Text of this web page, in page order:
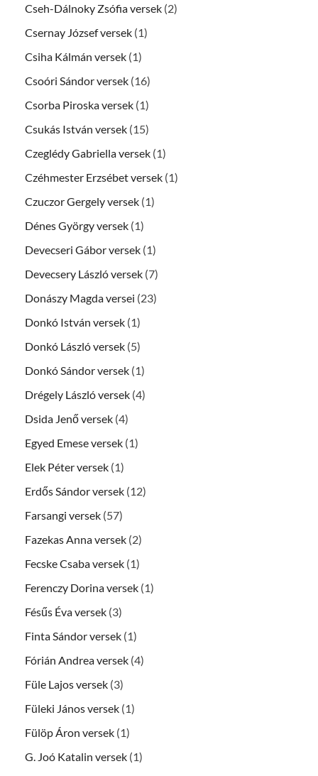
Cseh-Dálnoky Zsófia versek (2)
Csernay József versek (1)
Csiha Kálmán versek (1)
Csoóri Sándor versek (16)
Csorba Piroska versek (1)
Csukás István versek (15)
Czeglédy Gabriella versek (1)
Czéhmester Erzsébet versek (1)
Czuczor Gergely versek (1)
Dénes György versek (1)
Devecseri Gábor versek (1)
Devecsery László versek (7)
Donászy Magda versei (23)
Donkó István versek (1)
Donkó László versek (5)
Donkó Sándor versek (1)
Drégely László versek (4)
Dsida Jenő versek (4)
Egyed Emese versek (1)
Elek Péter versek (1)
Erdős Sándor versek (12)
Farsangi versek (57)
Fazekas Anna versek (2)
Fecske Csaba versek (1)
Ferenczy Dorina versek (1)
Fésűs Éva versek (3)
Finta Sándor versek (1)
Fórián Andrea versek (4)
Füle Lajos versek (3)
Füleki János versek (1)
Fülöp Áron versek (1)
G. Joó Katalin versek (1)